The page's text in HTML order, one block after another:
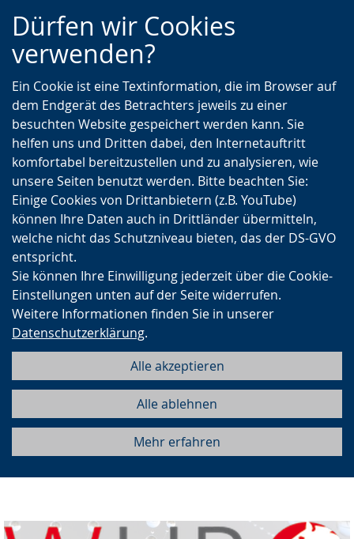
Zur
Hauptnavigation
Zur
Seitennavigation
Zum
Inhalt
Dürfen wir Cookies
verwenden?
Ein Cookie ist eine Textinformation, die im Browser auf
dem Endgerät des Betrachters jeweils zu einer
besuchten Website gespeichert werden kann. Sie
helfen uns und Dritten dabei, den Internetauftritt
komfortabel bereitzustellen und zu analysieren, wie
unsere Seiten benutzt werden. Bitte beachten Sie:
Einige Cookies von Drittanbietern (z.B. YouTube)
können Ihre Daten auch in Drittländer übermitteln,
welche nicht das Schutzniveau bieten, das der DS-GVO
entspricht.
Sie können Ihre Einwilligung jederzeit über die Cookie-
Einstellungen unten auf der Seite widerrufen.
Weitere Informationen finden Sie in unserer
Datenschutzerklärung.
Alle akzeptieren
Alle ablehnen
Mehr erfahren